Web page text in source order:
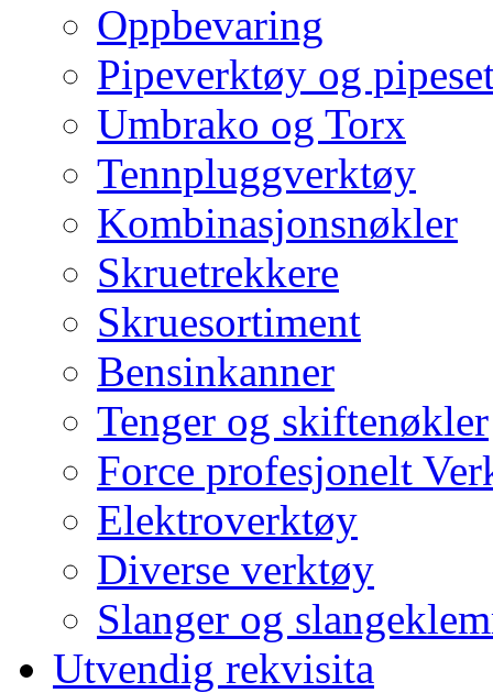
Oppbevaring
Pipeverktøy og
Umbrako og Torx
Tennpluggverktøy
Kombinasjonsnøkler
Skruetrekkere
Skruesortiment
Bensinkanner
Tenger og skiftenøkler
Force profesjonelt
Elektroverktøy
Diverse verktøy
Slanger og
Utvendig rekvisita